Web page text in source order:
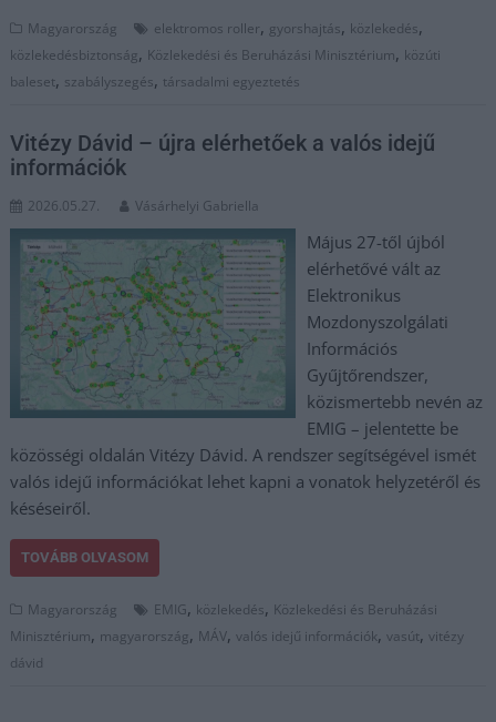
Magyarország elektromos roller, gyorshajtás, közlekedés,
közlekedésbiztonság, Közlekedési és Beruházási Minisztérium, közúti
baleset, szabályszegés, társadalmi egyeztetés
Vitézy Dávid – újra elérhetőek a valós idejű
információk
2026.05.27. Vásárhelyi Gabriella
Május 27-től újból
elérhetővé vált az
Elektronikus
Mozdonyszolgálati
Információs
Gyűjtőrendszer,
közismertebb nevén az
EMIG – jelentette be
közösségi oldalán Vitézy Dávid. A rendszer segítségével ismét
valós idejű információkat lehet kapni a vonatok helyzetéről és
késéseiről.
TOVÁBB OLVASOM
Magyarország EMIG, közlekedés, Közlekedési és Beruházási
Minisztérium, magyarország, MÁV,valós idejű információk,vasút,vitézy
dávid